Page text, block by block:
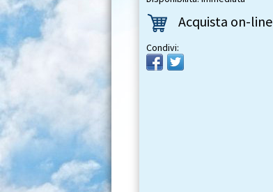
Acquista on-line
Condivi: